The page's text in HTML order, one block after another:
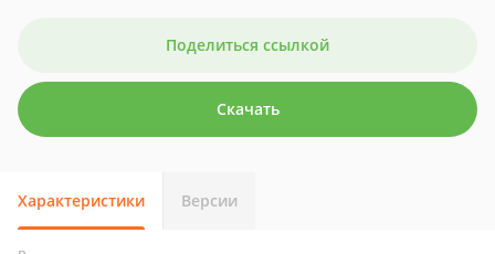
Поделиться ссылкой
Скачать
Характеристики Версии